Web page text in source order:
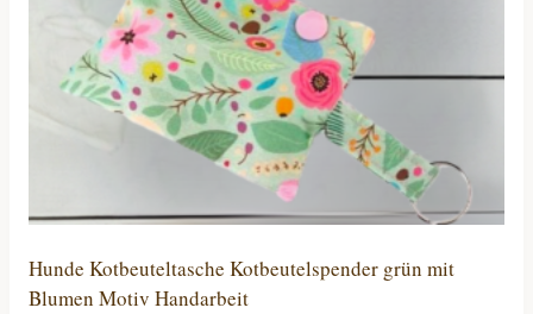
Hunde Kotbeuteltasche Kotbeutelspender grün mit
Blumen Motiv Handarbeit